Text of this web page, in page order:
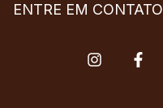
ENTRE EM CONTATO